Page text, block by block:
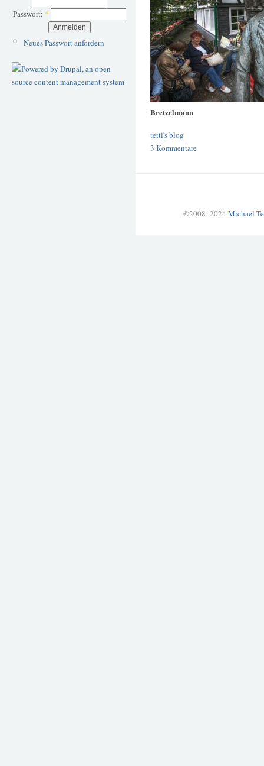
Passwort: *
Neues Passwort anfordern
Bretzelmann
tetti's blog
3 Kommentare
©2008–2024 Michael